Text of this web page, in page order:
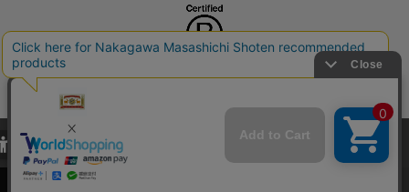
Copyright©2000
Nakagawa Masashichi Shoten All Rights Reserved.
当サイトでは、当サイト内における閲覧履歴・属性情報などの取得およ
び利便性向上のためにクッキー（Cookie）を使用いたします。詳細に
関しては「プライバシーポリシー